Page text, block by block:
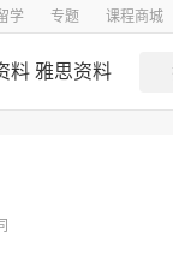
学 专题 课程商城
料 雅思资料